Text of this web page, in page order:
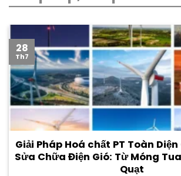
Giải Pháp Hoá chất PT Toàn
Sửa Chữa Điện Gió: Từ Móng
Quạt
28
Th7